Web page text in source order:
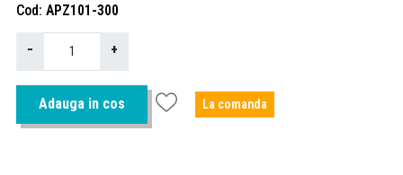
Cod APZ101-300
− +
Adauga in cos La comanda